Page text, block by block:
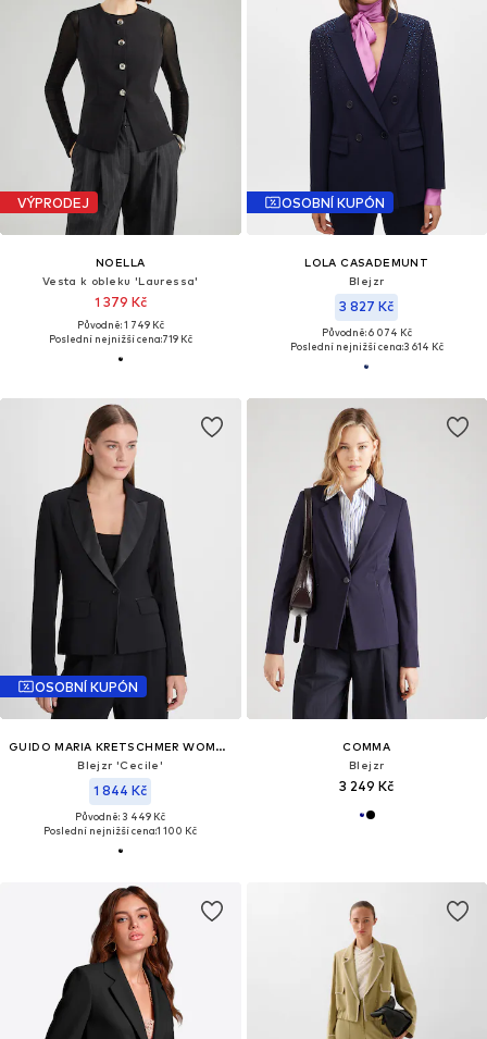
VÝPRODEJ
NOELLA
Vesta k obleku 'Lauressa'
1 379 Kč
Původně: 1 749 Kč
Poslední nejnižší cena:719 Kč
OSOBNÍ KUPÓN
LOLA CASADEMUNT
Blejzr
3 827 Kč
Původně: 6 074 Kč
Poslední nejnižší cena:3 614 Kč
OSOBNÍ KUPÓN
GUIDO MARIA KRETSCHMER WOMEN
Blejzr 'Cecile'
1 844 Kč
Původně: 3 449 Kč
Poslední nejnižší cena:1 100 Kč
COMMA
Blejzr
3 249 Kč